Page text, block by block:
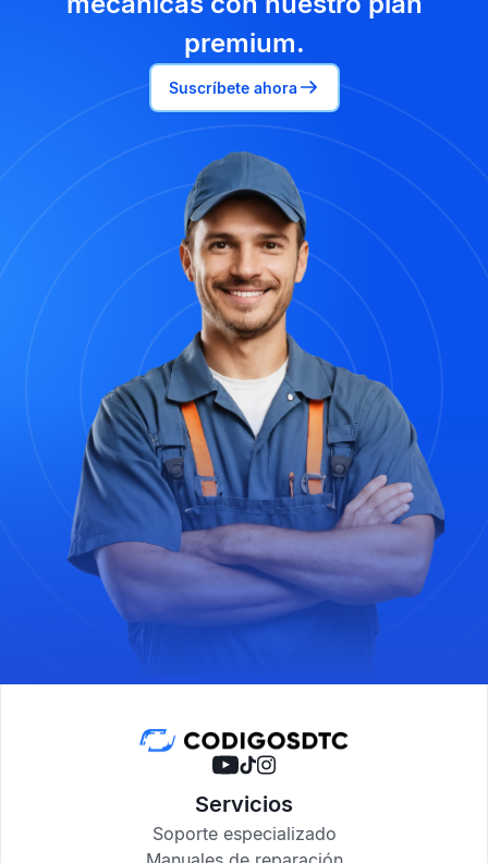
premium.
Suscríbete ahora
Servicios
Soporte especializado